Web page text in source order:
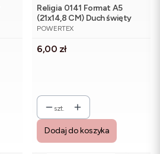
Religia 0141 Format A5
(21x14,8 CM) Duch święty
PRODUCENT
POWERTEX
Cena
6,00 zł
szt.
Dodaj do koszyka